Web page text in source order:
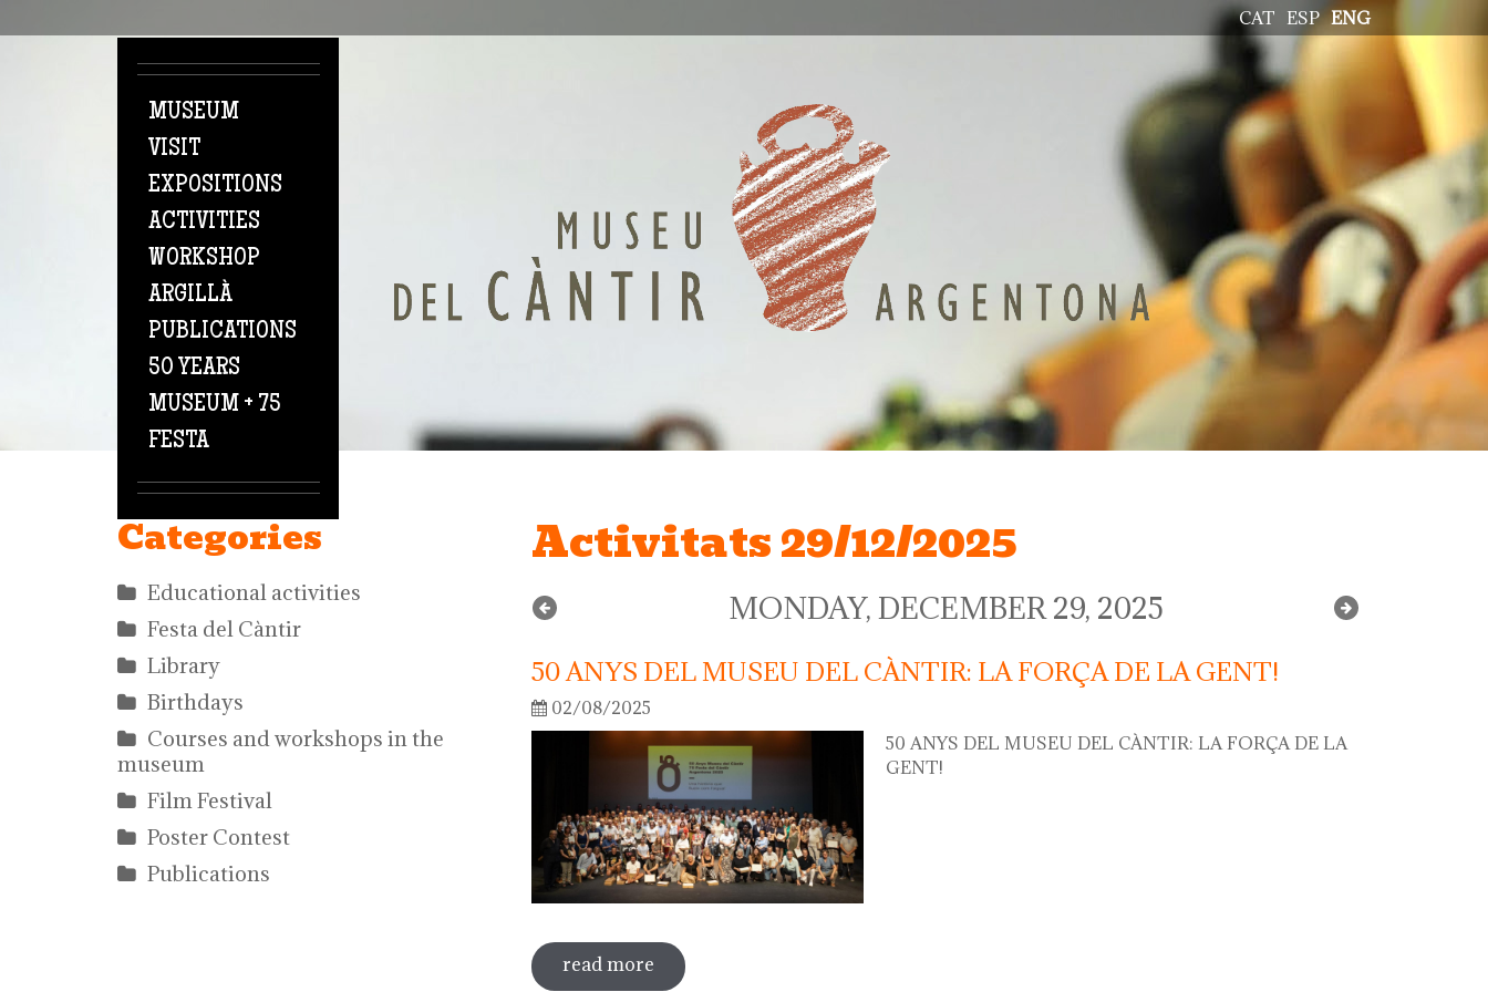
ENG
ESP
CAT
MUSEUM
VISIT
EXPOSITIONS
ACTIVITIES
WORKSHOP
ARGILLÀ
PUBLICATIONS
50 YEARS
MUSEUM + 75
FESTA
Categories
Educational activities
Festa del Càntir
Library
Birthdays
Courses and workshops in the
museum
Film Festival
Poster Contest
Publications
Activitats 29/12/2025
MONDAY, DECEMBER 29, 2025
50 ANYS DEL MUSEU DEL CÀNTIR: LA FORÇA DE LA GENT!
02/08/2025
50 ANYS DEL MUSEU DEL CÀNTIR: LA FORÇA DE LA
GENT!
read more about 50 anys del museu del càntir: la força de la gent!